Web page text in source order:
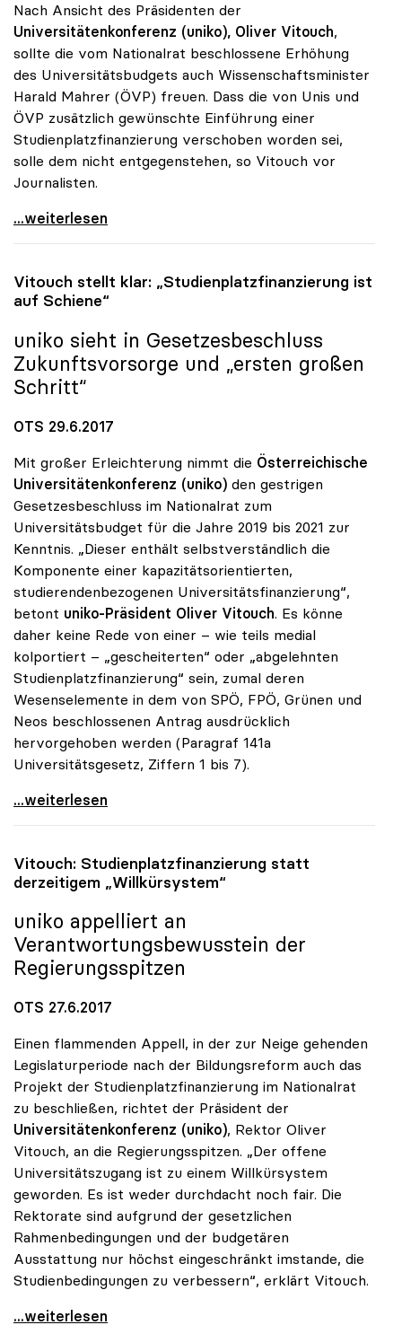
Nach Ansicht des Präsidenten der
Universitätenkonferenz (uniko), Oliver Vitouch,
sollte die vom Nationalrat beschlossene Erhöhung
des Universitätsbudgets auch Wissenschaftsminister
Harald Mahrer (ÖVP) freuen. Dass die von Unis und
ÖVP zusätzlich gewünschte Einführung einer
Studienplatzfinanzierung verschoben worden sei,
solle dem nicht entgegenstehen, so Vitouch vor
Journalisten.
Erhöhung des Uni-Budgets sollte auch Minister
...weiterlesen
Vitouch stellt klar: „Studienplatzfinanzierung ist
auf Schiene“
uniko sieht in Gesetzesbeschluss
Zukunftsvorsorge und „ersten großen
Schritt“
OTS 29.6.2017
Mit großer Erleichterung nimmt die Österreichische
Universitätenkonferenz (uniko) den gestrigen
Gesetzesbeschluss im Nationalrat zum
Universitätsbudget für die Jahre 2019 bis 2021 zur
Kenntnis. „Dieser enthält selbstverständlich die
Komponente einer kapazitätsorientierten,
studierendenbezogenen Universitätsfinanzierung“,
betont uniko-Präsident Oliver Vitouch. Es könne
daher keine Rede von einer – wie teils medial
kolportiert – „gescheiterten“ oder „abgelehnten
Studienplatzfinanzierung“ sein, zumal deren
Wesenselemente in dem von SPÖ, FPÖ, Grünen und
Neos beschlossenen Antrag ausdrücklich
hervorgehoben werden (Paragraf 141a
Universitätsgesetz, Ziffern 1 bis 7).
Vitouch stellt klar: „Studienplatzfinanzierung ist
...weiterlesen
Vitouch: Studienplatzfinanzierung statt
derzeitigem „Willkürsystem“
uniko appelliert an
Verantwortungsbewusstein der
Regierungsspitzen
OTS 27.6.2017
Einen flammenden Appell, in der zur Neige gehenden
Legislaturperiode nach der Bildungsreform auch das
Projekt der Studienplatzfinanzierung im Nationalrat
zu beschließen, richtet der Präsident der
Universitätenkonferenz (uniko), Rektor Oliver
Vitouch, an die Regierungsspitzen. „Der offene
Universitätszugang ist zu einem Willkürsystem
geworden. Es ist weder durchdacht noch fair. Die
Rektorate sind aufgrund der gesetzlichen
Rahmenbedingungen und der budgetären
Ausstattung nur höchst eingeschränkt imstande, die
Studienbedingungen zu verbessern“, erklärt Vitouch.
Vitouch: Studienplatzfinanzierung statt
...weiterlesen